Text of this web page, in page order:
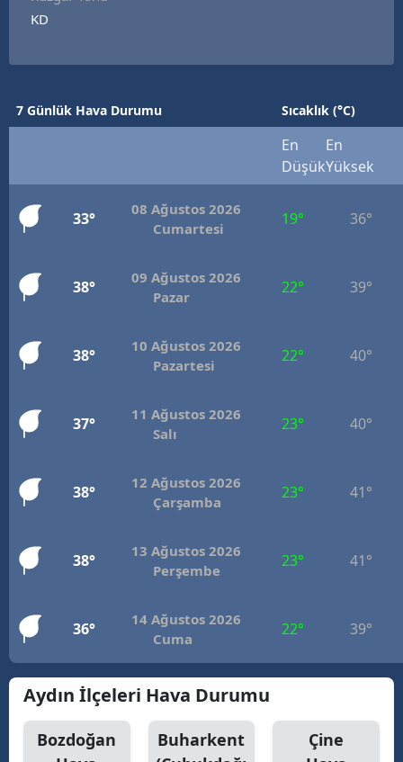
KD
7 Günlük Hava Durumu Sıcaklık (°C)
En
Düşük
En
Yüksek
33°
08 Ağustos 2026
Cumartesi
19° 36°
38°
09 Ağustos 2026
Pazar
22° 39°
38°
10 Ağustos 2026
Pazartesi
22° 40°
37°
11 Ağustos 2026
Salı
23° 40°
38°
12 Ağustos 2026
Çarşamba
23° 41°
38°
13 Ağustos 2026
Perşembe
23° 41°
36°
14 Ağustos 2026
Cuma
22° 39°
Aydın İlçeleri Hava Durumu
Bozdoğan
Buharkent
Çine